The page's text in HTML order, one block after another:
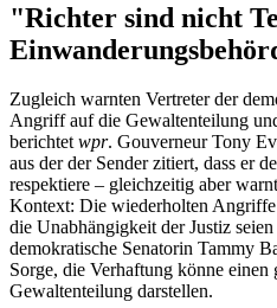
"Richter sind nicht
Zugleich warnten Vertreter der
Angriff auf die Gewaltenteilung
berichtetwpr. Gouverneur Tony
aus der der Sender zitiert, dass er
respektiere – gleichzeitig aber
Kontext: Die wiederholten
die Unabhängigkeit der Justiz
demokratische Senatorin Tammy
Sorge, die Verhaftung könne
Gewaltenteilung darstellen.